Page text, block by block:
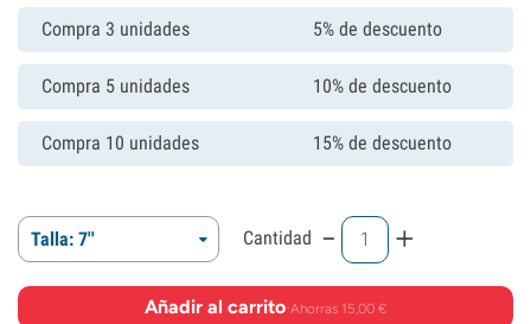
Compra 3 unidades 5% de descuento
Compra 5 unidades 10% de descuento
Compra 10 unidades 15% de descuento
Talla: 7'' Cantidad - +
Añadir al carrito·Ahorras 15,00 €